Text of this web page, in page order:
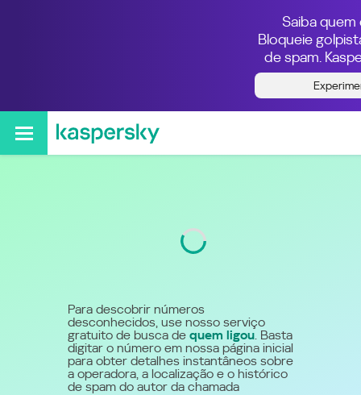
Saiba quem
Bloqueie
de spam.
Quem ligou do número
5540083991
Para descobrir números
desconhecidos, use nosso serviço
gratuito de busca de quem ligou. Basta
digitar o número em nossa página inicial
para obter detalhes instantâneos sobre
a operadora, a localização e o histórico
de spam do autor da chamada